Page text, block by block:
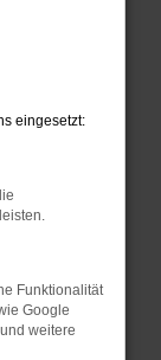
deine
eingesetzt:
Funktionalität
Google
weitere